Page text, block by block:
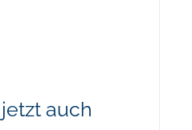
jetzt auch